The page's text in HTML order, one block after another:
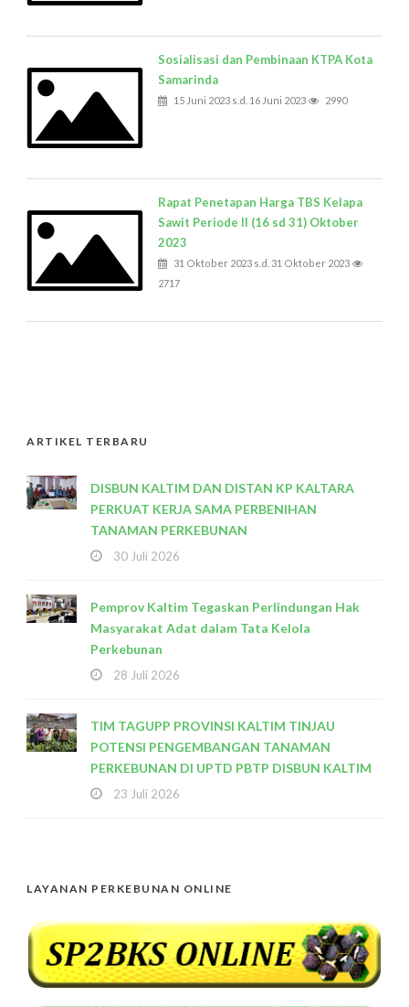
Sosialisasi dan Pembinaan KTPA Kota
Samarinda
15 Juni 2023 s.d. 16 Juni 2023 2990
Rapat Penetapan Harga TBS Kelapa
Sawit Periode II (16 sd 31) Oktober
2023
31 Oktober 2023 s.d. 31 Oktober 2023
2717
ARTIKEL TERBARU
DISBUN KALTIM DAN DISTAN KP KALTARA
PERKUAT KERJA SAMA PERBENIHAN
TANAMAN PERKEBUNAN
30 Juli 2026
Pemprov Kaltim Tegaskan Perlindungan Hak
Masyarakat Adat dalam Tata Kelola
Perkebunan
28 Juli 2026
TIM TAGUPP PROVINSI KALTIM TINJAU
POTENSI PENGEMBANGAN TANAMAN
PERKEBUNAN DI UPTD PBTP DISBUN KALTIM
23 Juli 2026
LAYANAN PERKEBUNAN ONLINE